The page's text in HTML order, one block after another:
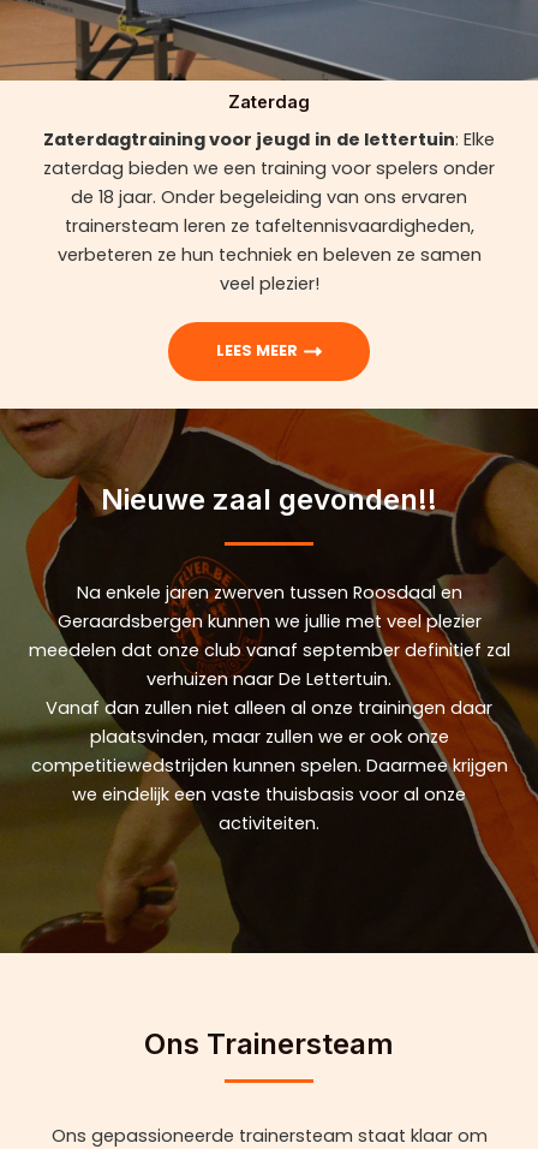
Zaterdag
Zaterdagtraining voor jeugd in de lettertuin: Elke
zaterdag bieden we een training voor spelers onder
de 18 jaar. Onder begeleiding van ons ervaren
trainersteam leren ze tafeltennisvaardigheden,
verbeteren ze hun techniek en beleven ze samen
veel plezier!
LEES MEER
Nieuwe zaal gevonden!!
Na enkele jaren zwerven tussen Roosdaal en
Geraardsbergen kunnen we jullie met veel plezier
meedelen dat onze club vanaf september definitief zal
verhuizen naar De Lettertuin.
Vanaf dan zullen niet alleen al onze trainingen daar
plaatsvinden, maar zullen we er ook onze
competitiewedstrijden kunnen spelen. Daarmee krijgen
we eindelijk een vaste thuisbasis voor al onze
activiteiten.
Ons Trainersteam
Ons gepassioneerde trainersteam staat klaar om